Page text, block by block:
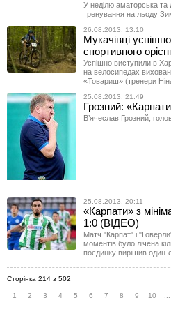
У неділю аматорська та
тренування на льоду
26.08.2013, 13:10
Мукачівці
спортивного
Успішно виступили в
на велосипедах
«Товариш» (тренери
25.08.2013, 21:49
Грозний:
В’ячеслав Грозний,
25.08.2013, 20:11
«Карпати» з
1:0 (ВІДЕО)
Матч "Карпат" і
моментів було лічена
поєдинку вирішив один-
Сторінка 214 з 502
1 2 3 4 5 6 7 8 9 10